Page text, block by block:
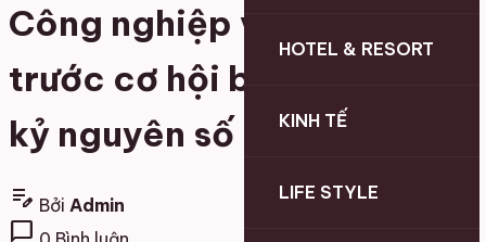
HOTEL & RESORT
KINH TẾ
LIFE STYLE
Công nghiệp văn hóa
trước cơ hội bứt phá trong
kỷ nguyên số
edit_note Bởi Admin
chat_bubble